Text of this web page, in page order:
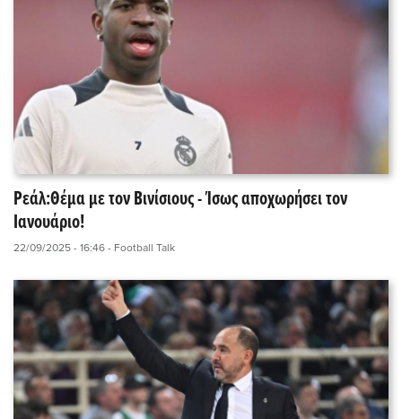
Ρεάλ:Θέμα με τον Βινίσιους - Ίσως αποχωρήσει τον
Ιανουάριο!
22/09/2025 - 16:46 - Football Talk